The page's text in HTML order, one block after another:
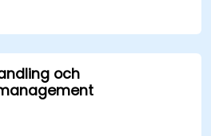
transaktionerna i
processer och
till optimering av
kostnadsbesparingar.
och